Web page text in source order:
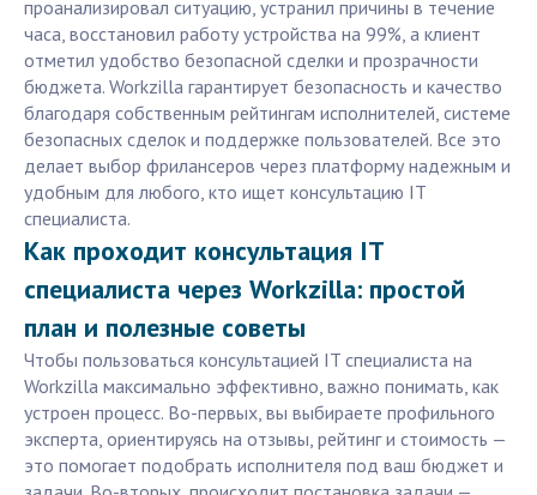
проанализировал ситуацию, устранил причины в течение
часа, восстановил работу устройства на 99%, а клиент
отметил удобство безопасной сделки и прозрачности
бюджета. Workzilla гарантирует безопасность и качество
благодаря собственным рейтингам исполнителей, системе
безопасных сделок и поддержке пользователей. Все это
делает выбор фрилансеров через платформу надежным и
удобным для любого, кто ищет консультацию IT
специалиста.
Как проходит консультация IT
специалиста через Workzilla: простой
план и полезные советы
Чтобы пользоваться консультацией IT специалиста на
Workzilla максимально эффективно, важно понимать, как
устроен процесс. Во-первых, вы выбираете профильного
эксперта, ориентируясь на отзывы, рейтинг и стоимость —
это помогает подобрать исполнителя под ваш бюджет и